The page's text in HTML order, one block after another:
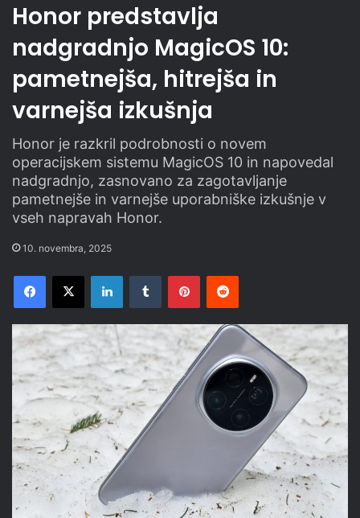
Honor predstavlja
nadgradnjo MagicOS 10:
pametnejša, hitrejša in
varnejša izkušnja
Honor je razkril podrobnosti o novem
operacijskem sistemu MagicOS 10 in napovedal
nadgradnjo, zasnovano za zagotavljanje
pametnejše in varnejše uporabniške izkušnje v
vseh napravah Honor.
10. novembra, 2025
Facebook
X LinkedInTumblr PinterestReddit